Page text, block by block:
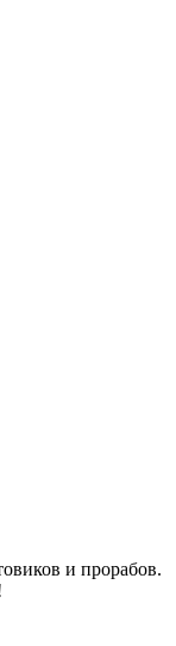
и прорабов.